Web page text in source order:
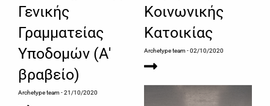
Γενικής
Γραμματείας
Υποδομών (Α'
βραβείο)
Archetype team- 21/10/2020
Κοινωνικής
Κατοικίας
Archetype team- 02/10/2020